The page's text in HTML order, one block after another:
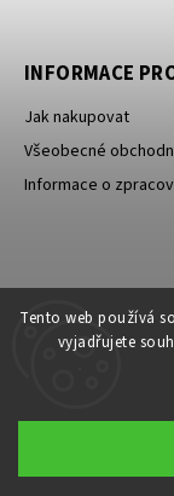
Tento web používá
vyjadřujete
INFORMACE
Jak nakupovat
Všeobecné
Informace o
Sleva